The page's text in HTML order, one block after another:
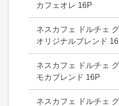
カフェオレ 16P
ネスカフェ ドルチェ
オリジナルブレンド
ネスカフェ ドルチェ
モカブレンド 16P
ネスカフェ ドルチェ